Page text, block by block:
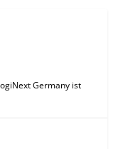
Germany ist